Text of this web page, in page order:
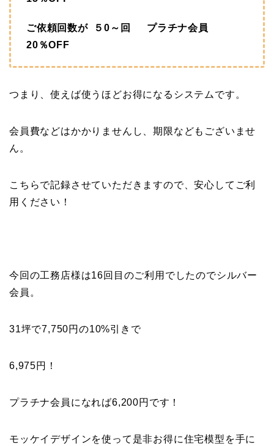
ご依頼回数が ５0～回 プラチナ会員
20％OFF
つまり、使えば使うほどお得になるシステムです。
会員費などはかかりませんし、期限などもございませ
ん。
こちらで記録させていただきますので、安心してご利
用ください！
今回の工務店様は16回目のご利用でしたのでシルバー
会員。
31坪で7,750円の10%引きで
6,975円！
プラチナ会員になれば6,200円です！
モッケイデザインを使って是非お得に住宅模型を手に